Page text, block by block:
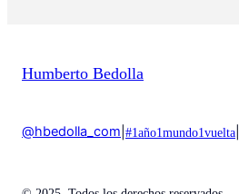
Humberto Bedolla
@hbedolla_com #1año1mundo1vuelta